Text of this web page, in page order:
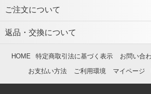
ご注文について
返品・交換について
HOME 特定商取引法に基づく表示 お問い合
お支払い方法
ご利用環境 マイページ